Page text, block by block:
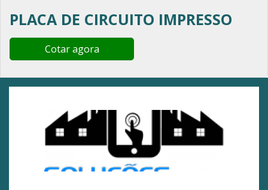
PLACA DE CIRCUITO IMPRESSO
Cotar agora